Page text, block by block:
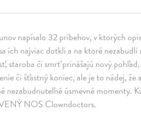
napísalo 32 príbehov, v ktorých
ich najviac dotkli a na ktoré
staroba či smrť prinášajú nový
či šťastný koniec, ale je to nádej, že
nezabudnuteľné úsmevné momenty.
NOS Clowndoctors.